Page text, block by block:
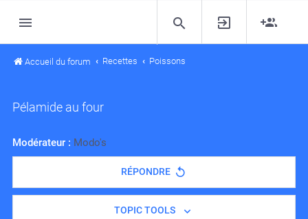
Accueil du forum Recettes Poissons
Pélamide au four
Modérateur : Modo's
RÉPONDRE
TOPIC TOOLS